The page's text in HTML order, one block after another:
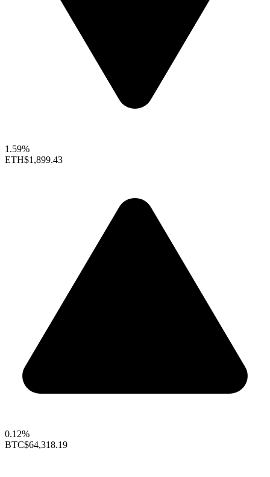
1.59%
ETH$1,899.43
0.12%
BTC$64,318.19